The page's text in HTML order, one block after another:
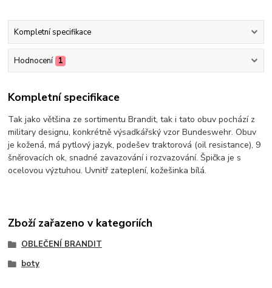
Kompletní specifikace
Hodnocení 1
Kompletní specifikace
Tak jako většina ze sortimentu Brandit, tak i tato obuv pochází z
military designu, konkrétně výsadkářský vzor Bundeswehr. Obuv
je kožená, má pytlový jazyk, podešev traktorová (oil resistance), 9
šněrovacích ok, snadné zavazování i rozvazování. Špička je s
ocelovou výztuhou. Uvnitř zateplení, kožešinka bílá.
Zboží zařazeno v kategoriích
OBLEČENÍ BRANDIT
boty